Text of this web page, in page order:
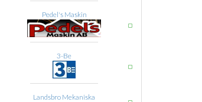
Pedel's Maskin
3-Be
Landsbro Mekaniska